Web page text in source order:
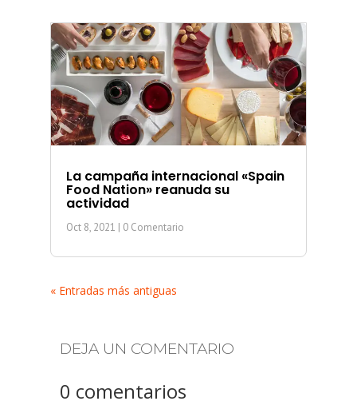
La campaña internacional «Spain
Food Nation» reanuda su
actividad
Oct 8, 2021 | 0 Comentario
« Entradas más antiguas
DEJA UN COMENTARIO
0 comentarios